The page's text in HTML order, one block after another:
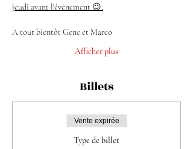
jeudi avant l'évènement 😉.
A tout bientôt Gene et Marco
Afficher plus
Billets
Vente expirée
Type de billet